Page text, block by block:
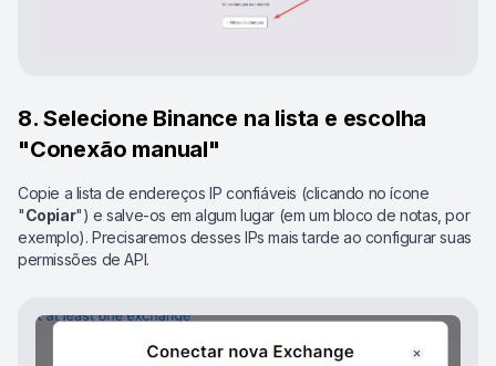
8. Selecione Binance na lista e escolha
"Conexão manual"
Copie a lista de endereços IP confiáveis (clicando no ícone
"Copiar") e salve-os em algum lugar (em um bloco de notas, por
exemplo). Precisaremos desses IPs mais tarde ao configurar suas
permissões de API.